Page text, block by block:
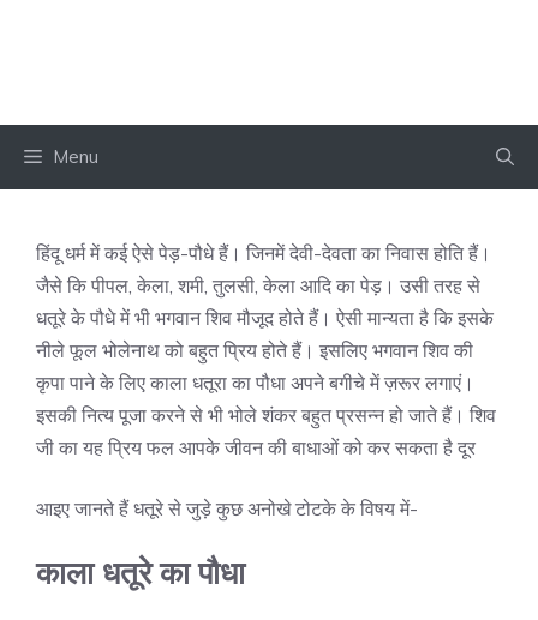
Menu
हिंदू धर्म में कई ऐसे पेड़-पौधे हैं। जिनमें देवी-देवता का निवास होति हैं।
जैसे कि पीपल, केला, शमी, तुलसी, केला आदि का पेड़। उसी तरह से
धतूरे के पौधे में भी भगवान शिव मौजूद होते हैं। ऐसी मान्यता है कि इसके
नीले फूल भोलेनाथ को बहुत प्रिय होते हैं। इसलिए भगवान शिव की
कृपा पाने के लिए काला धतूरा का पौधा अपने बगीचे में ज़रूर लगाएं।
इसकी नित्य पूजा करने से भी भोले शंकर बहुत प्रसन्न हो जाते हैं। शिव
जी का यह प्रिय फल आपके जीवन की बाधाओं को कर सकता है दूर
आइए जानते हैं धतूरे से जुड़े कुछ अनोखे टोटके के विषय में-
काला धतूरे का पौधा